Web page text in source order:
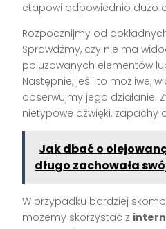
etapowi odpowiednio dużo
Rozpocznijmy od
Sprawdźmy, czy nie ma
poluzowanych elementów
Następnie, jeśli to możliwe,
obserwujmy jego działanie.
nietypowe dźwięki, zapachy
Jak dbać o
długo zachowała
W przypadku bardziej
możemy skorzystać z